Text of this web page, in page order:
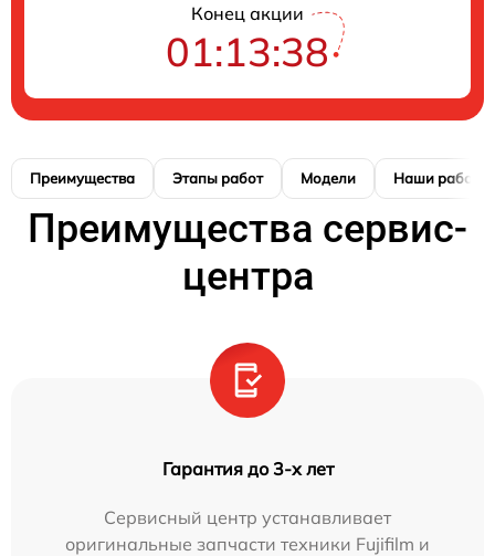
Конец акции
01:13:37
Преимущества Этапы работ Модели Наши работы
Преимущества сервис-
центра
Гарантия до 3-х лет
Сервисный центр устанавливает
оригинальные запчасти техники Fujifilm и